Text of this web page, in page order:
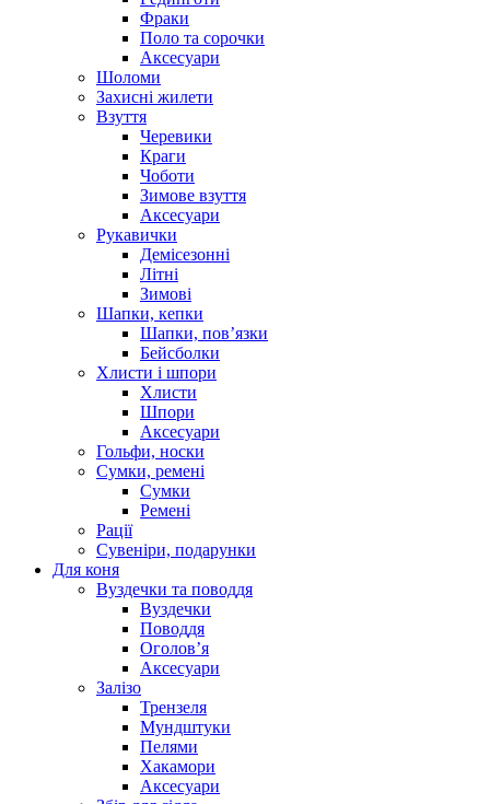
Фраки
Поло та сорочки
Аксесуари
Шоломи
Захисні жилети
Взуття
Черевики
Краги
Чоботи
Зимове взуття
Аксесуари
Рукавички
Демісезонні
Літні
Зимові
Шапки, кепки
Шапки, пов’язки
Бейсболки
Хлисти і шпори
Хлисти
Шпори
Аксесуари
Гольфи, носки
Сумки, ремені
Сумки
Ремені
Рації
Сувеніри, подарунки
Для коня
Вуздечки та поводдя
Вуздечки
Поводдя
Оголов’я
Аксесуари
Залізо
Трензеля
Мундштуки
Пелями
Хакамори
Аксесуари